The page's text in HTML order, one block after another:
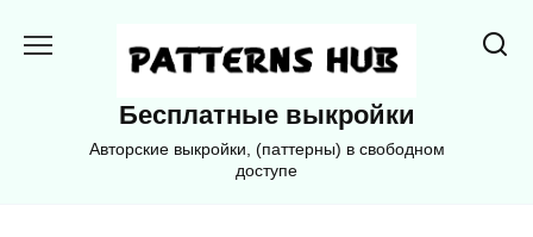
Бесплатные выкройки
Авторские выкройки, (паттерны) в свободном
доступе